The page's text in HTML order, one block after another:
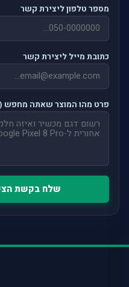
מספר טלפון ליצירת קשר
כתובת מייל ליצירת קשר
פרט מהו המוצר שאתה מחפש
שלח בקשת